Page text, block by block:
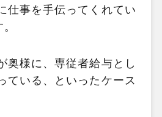
仕事を手伝ってくれてい
奥様に、専従者給与とし
ている、といったケース